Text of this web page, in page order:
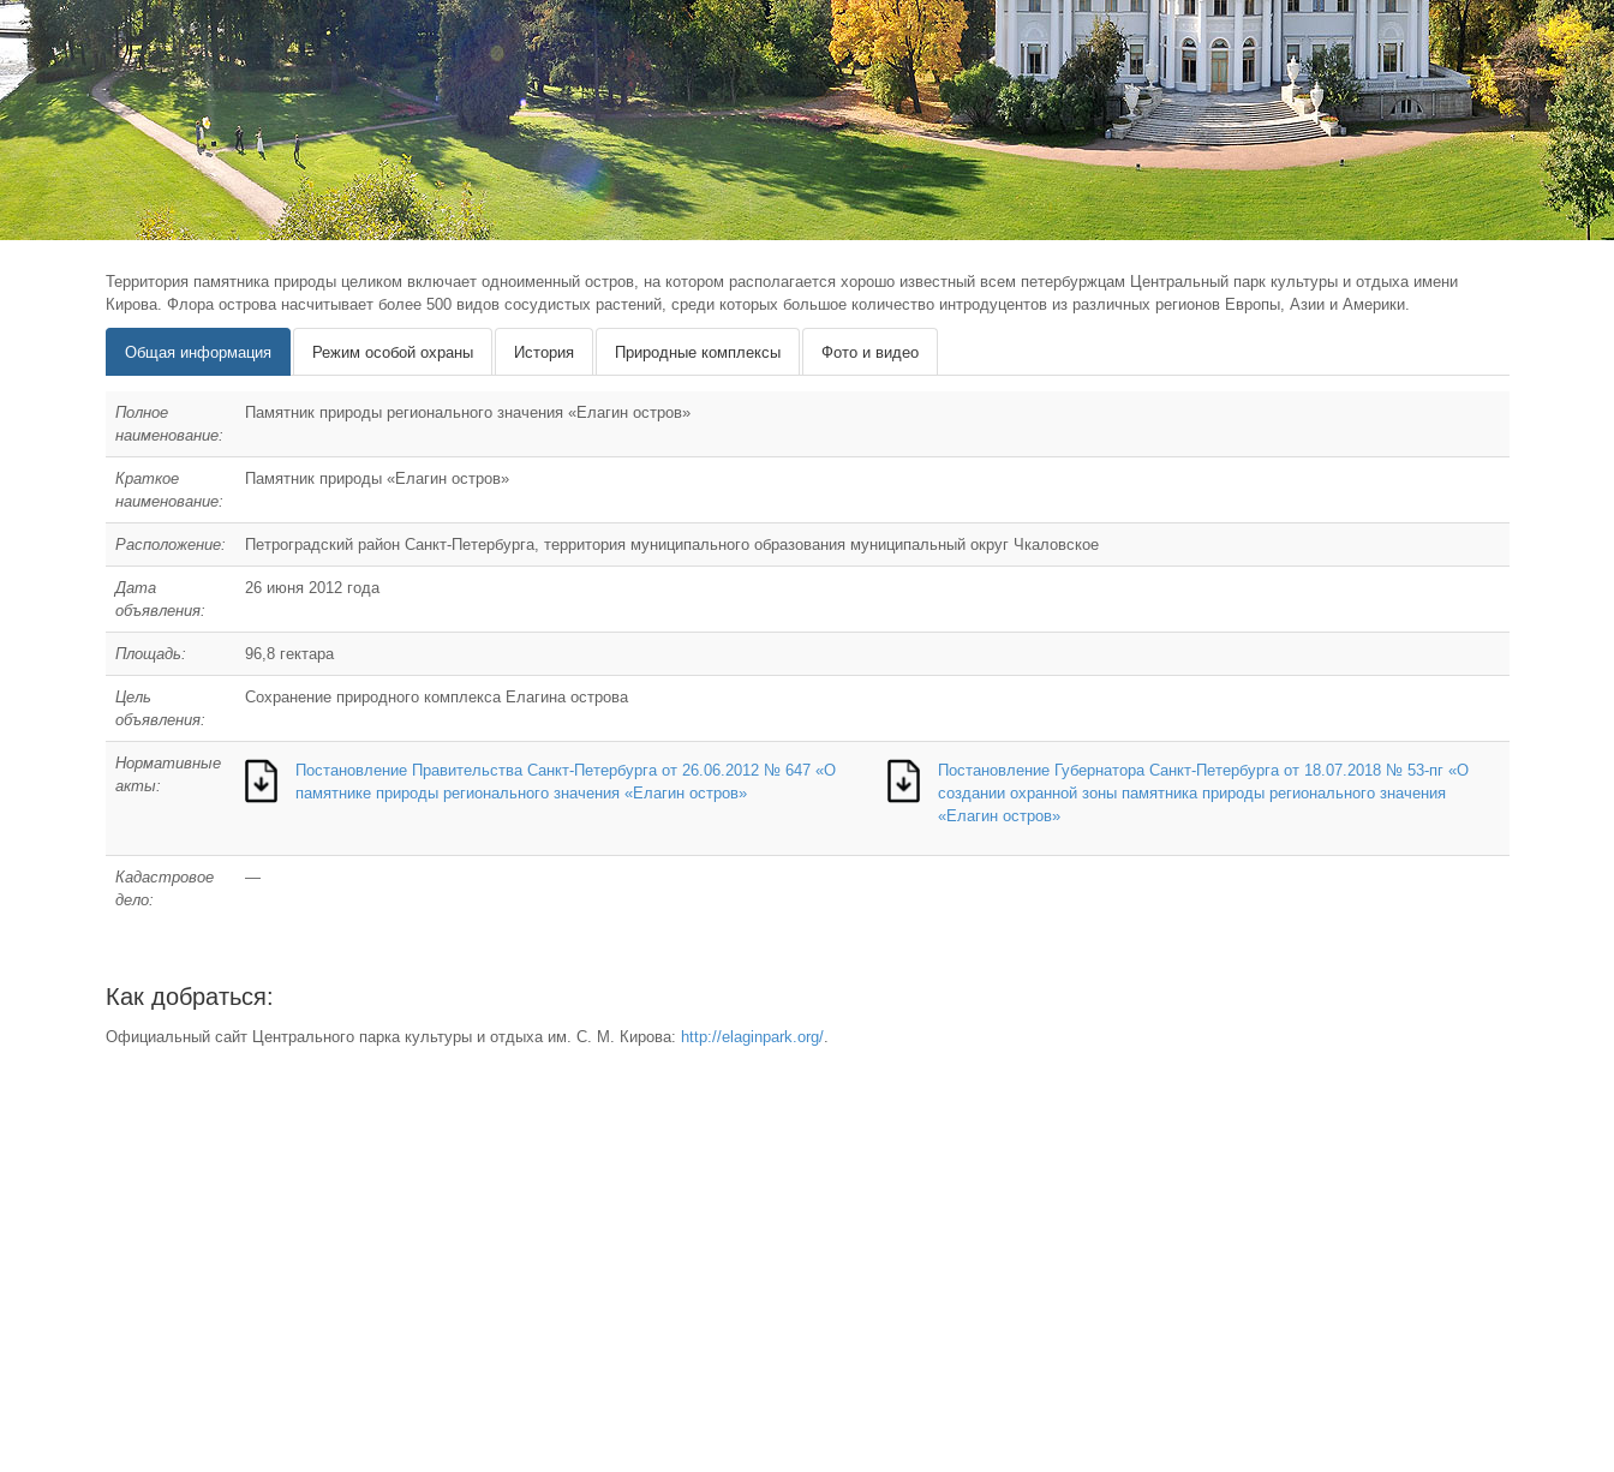
Территория памятника природы целиком включает одноименный остров, на котором располагается хорошо известный всем петербуржцам Центральный парк культуры и отдыха имени
Кирова. Флора острова насчитывает более 500 видов сосудистых растений, среди которых большое количество интродуцентов из различных регионов Европы, Азии и Америки.
Общая информация Режим особой охраны История Природные комплексы Фото и видео
Полное
наименование:
Памятник природы регионального значения «Елагин остров»
Краткое
наименование:
Памятник природы «Елагин остров»
Расположение: Петроградский район Санкт-Петербурга, территория муниципального образования муниципальный округ Чкаловское
Дата
объявления:
26 июня 2012 года
Площадь: 96,8 гектара
Цель
объявления:
Сохранение природного комплекса Елагина острова
Нормативные
акты:
Постановление Правительства Санкт-Петербурга от 26.06.2012 № 647 «О
памятнике природы регионального значения «Елагин остров»
Постановление Губернатора Санкт-Петербурга от 18.07.2018 № 53-пг «О
создании охранной зоны памятника природы регионального значения
«Елагин остров»
Кадастровое
дело:
—
Как добраться:
Официальный сайт Центрального парка культуры и отдыха им. С. М. Кирова: http://elaginpark.org/.